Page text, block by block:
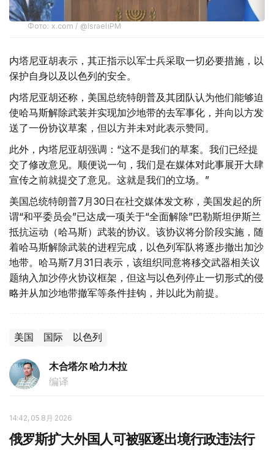
Фото: x.com / @IsraeliPM
内塔尼亚胡表示，其正指示以军士兵采取一切必要措施，以
保护自身以及以色列的安全。
内塔尼亚胡还称，美国总统特朗普及其团队认为他们能够迫
使哈马斯解除武装并实现加沙地带的去军事化，并向以方发
送了一份协议草案，但以方并未对此表示赞同。
此外，内塔尼亚胡强调：“这不是我们的草案。我们已经提
交了修改意见。顺便说一句，我们是在媒体对此事展开大肆
宣传之前就提交了意见。这就是我们的立场。”
美国总统特朗普7月30日在社交媒体发文称，美国发起的所
谓“和平委员会”已达成一项关于“全面解除”巴勒斯坦伊斯兰
抵抗运动（哈马斯）武装的协议。该协议将分阶段实施，随
着哈马斯解除武装的进程完成，以色列军队将逐步撤出加沙
地带。哈马斯7月31日表示，该组织同意将移交武器相关议
题纳入加沙停火协议框架，但这与以色列停止一切形式的侵
略并从加沙地带撤军等条件挂钩，并以此为前提。
美国 国际 以色列
木合塔尔 哈力木拉
编译
14:42, 05 8月 2026
俄罗斯扩大外国人可被驱逐出境行政违法行